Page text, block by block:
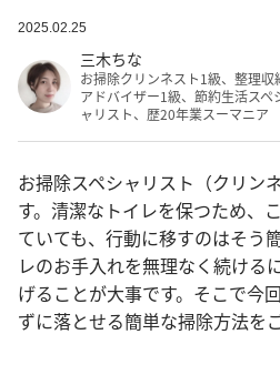
2025.02.25
三木ちな
お掃除クリンネスト1級、整理収
アドバイザー1級、節約生活スペ
ャリスト、歴20年業スーマニア
お掃除スペシャリスト（クリン
す。清潔なトイレを保つため、
ていても、行動に移すのはそう
レのお手入れを無理なく続ける
げることが大事です。そこで今
ずに落とせる簡単な掃除方法を